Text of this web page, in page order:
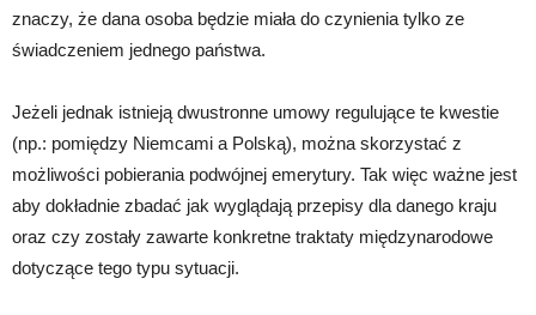
znaczy, że dana osoba będzie miała do czynienia tylko ze
świadczeniem jednego państwa.
Jeżeli jednak istnieją dwustronne umowy regulujące te kwestie
(np.: pomiędzy Niemcami a Polską), można skorzystać z
możliwości pobierania podwójnej emerytury. Tak więc ważne jest
aby dokładnie zbadać jak wyglądają przepisy dla danego kraju
oraz czy zostały zawarte konkretne traktaty międzynarodowe
dotyczące tego typu sytuacji.